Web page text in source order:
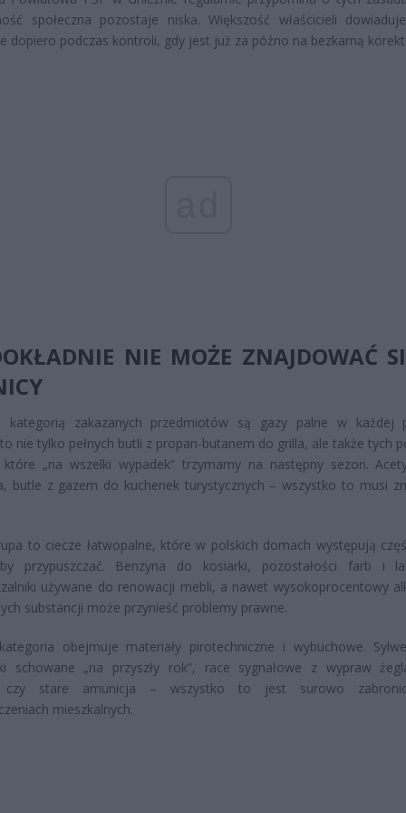
społeczna pozostaje niska. Większość właścicieli
dopiero podczas kontroli, gdy jest już za późno na bezkarną
NIE MOŻE ZNAJDOWAĆ
kategorią zakazanych przedmiotów są gazy palne w każdej
nie tylko pełnych butli z propan-butanem do grilla, ale także tych
które „na wszelki wypadek” trzymamy na następny sezon.
butle z gazem do kuchenek turystycznych – wszystko to musi
to ciecze łatwopalne, które w polskich domach występują
przypuszczać. Benzyna do kosiarki, pozostałości farb i
używane do renowacji mebli, a nawet wysokoprocentowy
substancji może przynieść problemy prawne.
obejmuje materiały pirotechniczne i wybuchowe.
schowane „na przyszły rok”, race sygnałowe z wypraw
czy stare amunicja – wszystko to jest surowo
mieszkalnych.